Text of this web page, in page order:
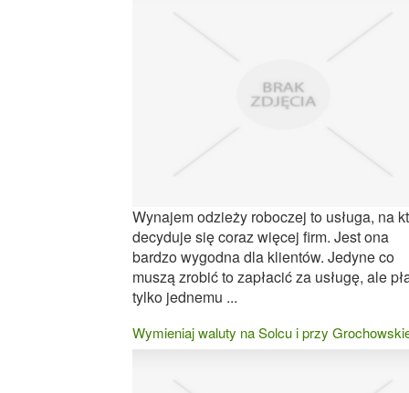
Wynajem odzieży roboczej to usługa, na
decyduje się coraz więcej firm. Jest ona
bardzo wygodna dla klientów. Jedyne co
muszą zrobić to zapłacić za usługę, ale
tylko jednemu ...
Wymieniaj waluty na Solcu i przy